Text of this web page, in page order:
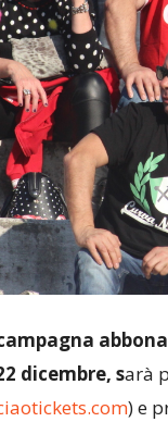
dicembre, sarà
) e